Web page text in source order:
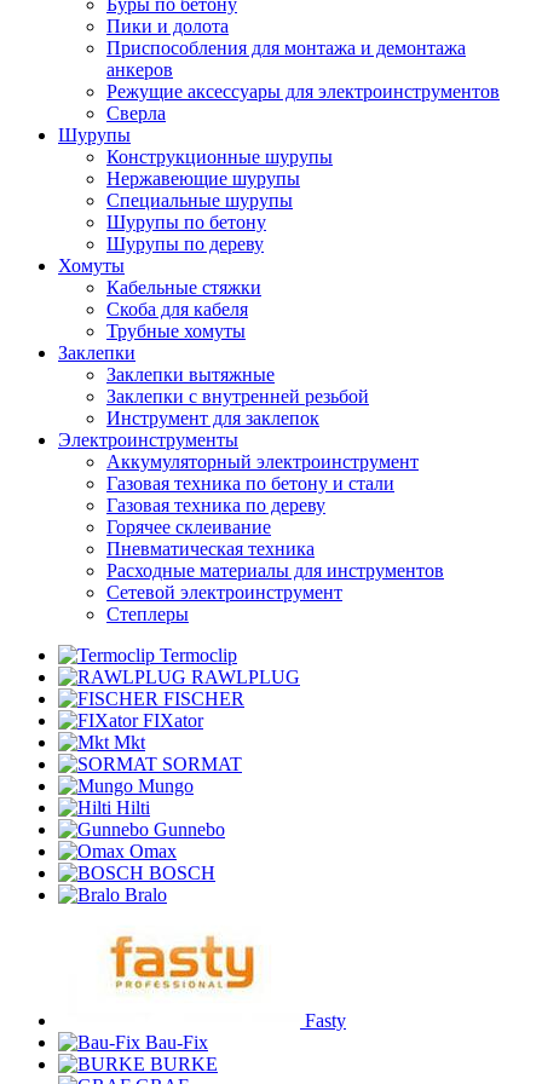
Буры по бетону
Пики и долота
Приспособления для монтажа и демонтажа
анкеров
Режущие аксессуары для электроинструментов
Сверла
Шурупы
Конструкционные шурупы
Нержавеющие шурупы
Специальные шурупы
Шурупы по бетону
Шурупы по дереву
Хомуты
Кабельные стяжки
Скоба для кабеля
Трубные хомуты
Заклепки
Заклепки вытяжные
Заклепки с внутренней резьбой
Инструмент для заклепок
Электроинструменты
Аккумуляторный электроинструмент
Газовая техника по бетону и стали
Газовая техника по дереву
Горячее склеивание
Пневматическая техника
Расходные материалы для инструментов
Сетевой электроинструмент
Степлеры
Termoclip
RAWLPLUG
FISCHER
FIXator
Mkt
SORMAT
Mungo
Hilti
Gunnebo
Omax
BOSCH
Bralo
Fasty
Bau-Fix
BURKE